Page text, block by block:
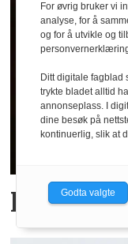
Haust er
For øvrig bruker vi
analyse, for å
og for å utvikle og
Ditt digitale fagblad
trykte bladet alltid
annonseplass. I
dine besøk på
kontinuerlig, slik at
Godta valgte